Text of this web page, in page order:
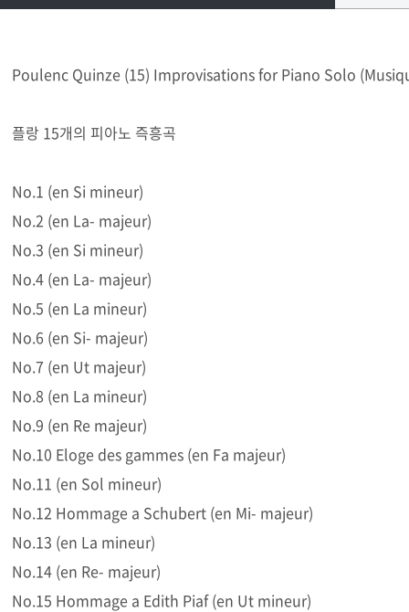
Poulenc Quinze (15) Improvisations for Piano Solo
플랑 15개의 피아노 즉흥곡
No.1 (en Si mineur)
No.2 (en La- majeur)
No.3 (en Si mineur)
No.4 (en La- majeur)
No.5 (en La mineur)
No.6 (en Si- majeur)
No.7 (en Ut majeur)
No.8 (en La mineur)
No.9 (en Re majeur)
No.10 Eloge des gammes (en Fa majeur)
No.11 (en Sol mineur)
No.12 Hommage a Schubert (en Mi- majeur)
No.13 (en La mineur)
No.14 (en Re- majeur)
No.15 Hommage a Edith Piaf (en Ut mineur)